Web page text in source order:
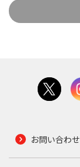
お問い合わせ